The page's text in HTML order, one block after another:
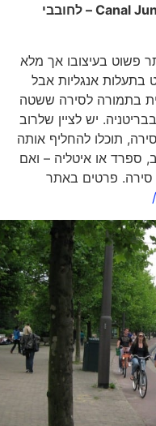
Canal– לחובבי
בעיצובו אך מלא
אנגליות אבל
בתמורה לסירה ששטה
יש לציין שלרוב
תוכלו להחליף אותה
או איטליה – ואם
פרטים באתר